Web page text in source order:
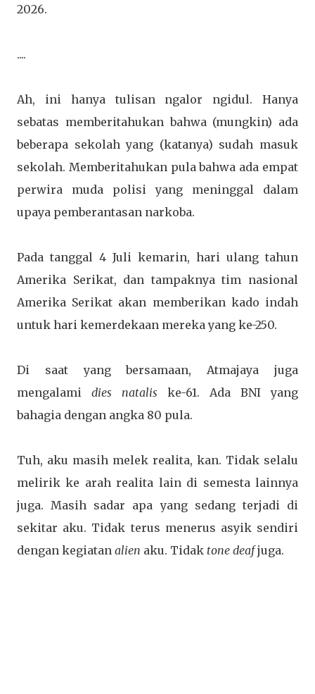
2026.
....
Ah, ini hanya tulisan ngalor ngidul. Hanya
sebatas memberitahukan bahwa (mungkin) ada
beberapa sekolah yang (katanya) sudah masuk
sekolah. Memberitahukan pula bahwa ada empat
perwira muda polisi yang meninggal dalam
upaya pemberantasan narkoba.
Pada tanggal 4 Juli kemarin, hari ulang tahun
Amerika Serikat, dan tampaknya tim nasional
Amerika Serikat akan memberikan kado indah
untuk hari kemerdekaan mereka yang ke-250.
Di saat yang bersamaan, Atmajaya juga
mengalami dies natalis ke-61. Ada BNI yang
bahagia dengan angka 80 pula.
Tuh, aku masih melek realita, kan. Tidak selalu
melirik ke arah realita lain di semesta lainnya
juga. Masih sadar apa yang sedang terjadi di
sekitar aku. Tidak terus menerus asyik sendiri
dengan kegiatan alien aku. Tidak tone deafjuga.